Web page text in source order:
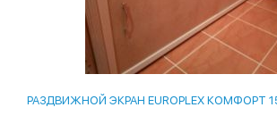
РАЗДВИЖНОЙ ЭКРАН EUROPLEX КОМФОРТ